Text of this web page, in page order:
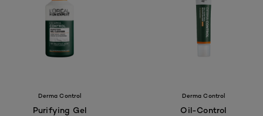
Derma Control
Purifying Gel
Derma Control
Oil-Control